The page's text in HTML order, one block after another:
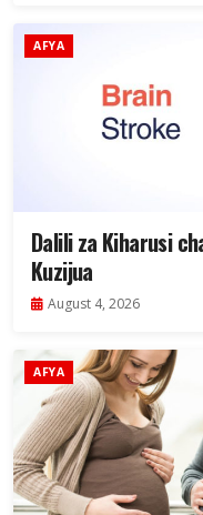
AFYA
Dalili za Kiharusi
Kuzijua
August 4, 2026
AFYA